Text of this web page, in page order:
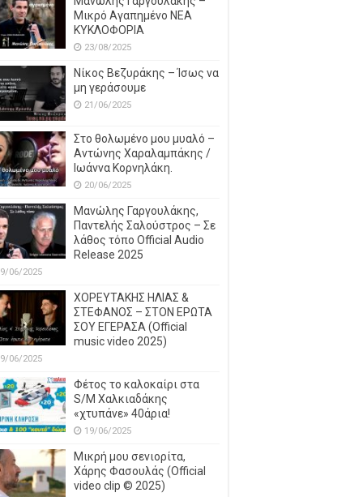
Μικρό Αγαπημένο NEΑ
ΚΥΚΛΟΦΟΡΙΑ
23/08/2025
Νίκος Βεζυράκης – Ίσως να
μη γεράσουμε
21/06/2025
Στο θολωμένο μου μυαλό –
Αντώνης Χαραλαμπάκης /
Ιωάννα Κορνηλάκη.
20/06/2025
Μανώλης Γαργουλάκης,
Παντελής Σαλούστρος – Σε
λάθος τόπο Official Audio
Release 2025
06/2025
ΧΟΡΕΥΤΑΚΗΣ ΗΛΙΑΣ &
ΣΤΕΦΑΝΟΣ – ΣΤΟΝ ΕΡΩΤΑ
ΣΟΥ ΕΓΕΡΑΣΑ (Official
music video 2025)
06/2025
Φέτος το καλοκαίρι στα
S/M Χαλκιαδάκης
«χτυπάνε» 40άρια!
19/06/2025
Μικρή μου σενιορίτα,
Χάρης Φασουλάς (Official
video clip © 2025)